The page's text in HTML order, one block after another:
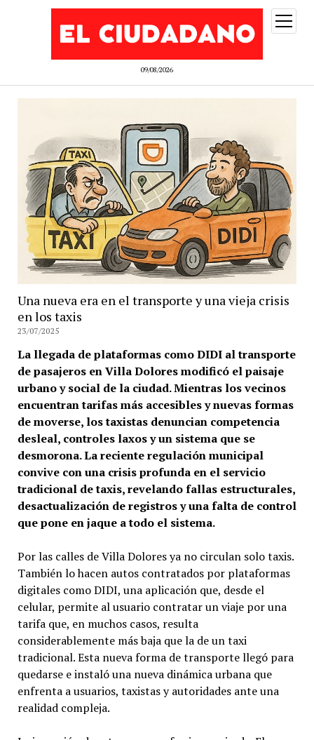
09/08/2026
abrir
menú
Una nueva era en el transporte y una vieja crisis
en los taxis
23/07/2025
La llegada de plataformas como DIDI al transporte
de pasajeros en Villa Dolores modificó el paisaje
urbano y social de la ciudad. Mientras los vecinos
encuentran tarifas más accesibles y nuevas formas
de moverse, los taxistas denuncian competencia
desleal, controles laxos y un sistema que se
desmorona. La reciente regulación municipal
convive con una crisis profunda en el servicio
tradicional de taxis, revelando fallas estructurales,
desactualización de registros y una falta de control
que pone en jaque a todo el sistema.
Por las calles de Villa Dolores ya no circulan solo taxis.
También lo hacen autos contratados por plataformas
digitales como DIDI, una aplicación que, desde el
celular, permite al usuario contratar un viaje por una
tarifa que, en muchos casos, resulta
considerablemente más baja que la de un taxi
tradicional. Esta nueva forma de transporte llegó para
quedarse e instaló una nueva dinámica urbana que
enfrenta a usuarios, taxistas y autoridades ante una
realidad compleja.